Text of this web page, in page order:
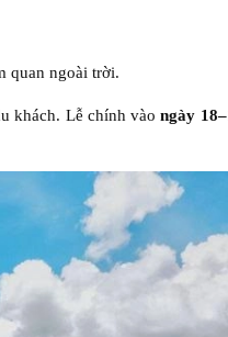
quan ngoài trời.
khách. Lễ chính vàongày